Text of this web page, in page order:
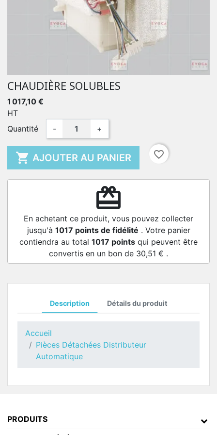
CHAUDIÈRE SOLUBLES
1 017,10 €
HT
Quantité
- +
 AJOUTER AU PANIER favorite_border
redeem
En achetant ce produit, vous pouvez collecter
jusqu'à 1017 points de fidélité . Votre panier
contiendra au total 1017 points qui peuvent être
convertis en un bon de 30,51 € .
Description Détails du produit
Accueil
Pièces Détachées Distributeur
Automatique
PRODUITS